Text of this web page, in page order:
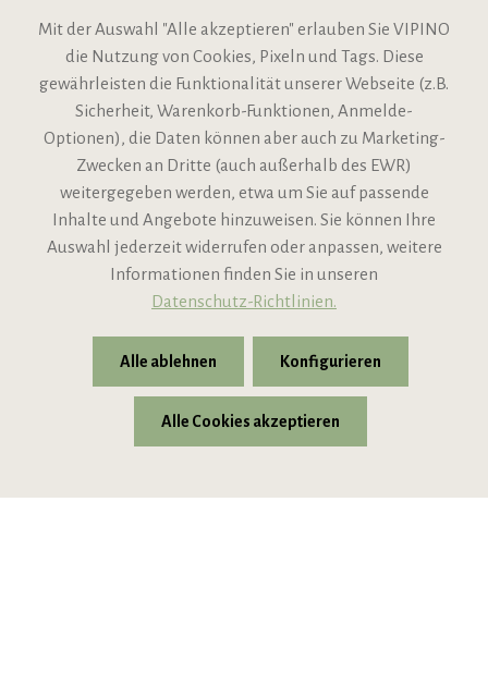
VIPINO Service
Informationen
Support
* Alle Preise inkl. gesetzl. Mehrwertsteuer zzgl.Versandkosten
Mit der Auswahl "Alle akzeptieren" erlauben Sie VIPINO
die Nutzung von Cookies, Pixeln und Tags. Diese
gewährleisten die Funktionalität unserer Webseite (z.B.
Sicherheit, Warenkorb-Funktionen, Anmelde-
Optionen), die Daten können aber auch zu Marketing-
Zwecken an Dritte (auch außerhalb des EWR)
weitergegeben werden, etwa um Sie auf passende
Inhalte und Angebote hinzuweisen. Sie können Ihre
Auswahl jederzeit widerrufen oder anpassen, weitere
Informationen finden Sie in unseren
Datenschutz-Richtlinien.
Alle ablehnen Konfigurieren
Alle Cookies akzeptieren